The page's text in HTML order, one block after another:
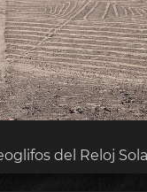
del Reloj